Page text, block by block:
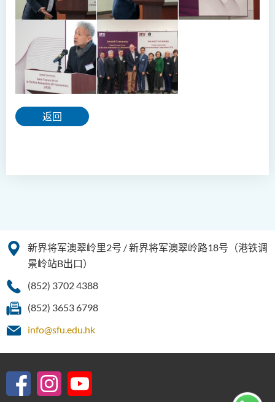
返回
新界将军澳翠岭里2号 / 新界将军澳翠岭路18号（港铁调
景岭站B出口）
(852) 3702 4388
(852) 3653 6798
info@sfu.edu.hk